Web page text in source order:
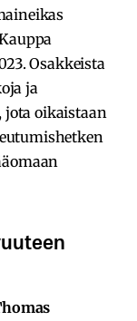
Osakkeista
ja
jota oikaistaan